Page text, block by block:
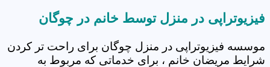
فیزیوتراپی در منزل توسط خانم در چوگان
موسسه فیزیوتراپی در منزل چوگان برای راحت تر کردن
شرایط مریضان خانم ، برای خدماتی که مربوط به